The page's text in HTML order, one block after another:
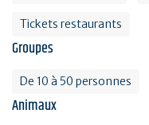
Tickets restaurants
Groupes
De 10 à 50 personnes
Animaux